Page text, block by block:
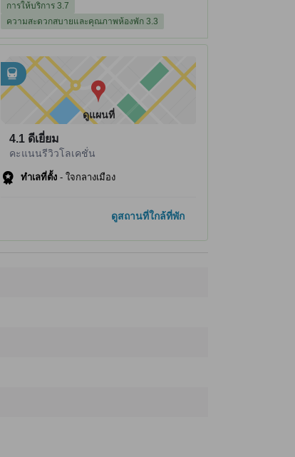
การให้บริการ 3.7
ความสะดวกสบายและคุณภาพห้องพัก 3.3
tooltip
อยู่ใกล้กับ
Aomori City Bus อยู่ห่างไป 0.18 กม.
• Aoimori Railway อยู่ห่างไป 0.2 กม.
ดูแผนที่
4.1 ดีเยี่ยม
คะแนนรีวิวโลเคชั่น
ทำเลที่ตั้ง - ใจกลางเมือง
ดูสถานที่ใกล้ที่พัก